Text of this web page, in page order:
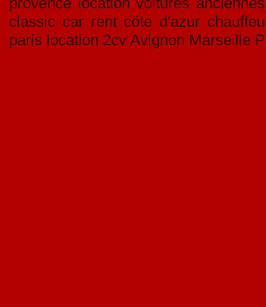
classic car rent côte d'azur
paris location 2cv Avignon Marseille